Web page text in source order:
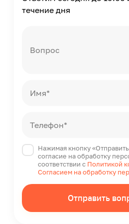
0.03
Резьба
Резьбовое соединение
Межповерочный интервал
течение дня
Вопрос
Имя*
Телефон*
Нажимая кнопку
согласие на обработку
соответствии с Политикой
Согласием на обработку
Отправить